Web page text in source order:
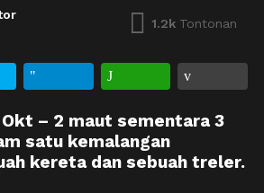
1.2k Tontonan
Okt – 2 maut sementara 3
satu kemalangan
kereta dan sebuah treler.